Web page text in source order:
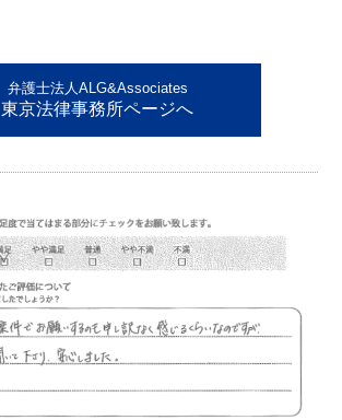
弁護士法人ALG&Associates
東京法律事務所ページへ